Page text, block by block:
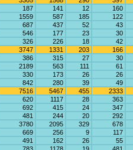
187 141 12
160
1559 587 185
122
687 437 52
43
546 177 23
30
326 226 18
42
3747 1331 203
166
386 315 27
30
2189 563 111
61
330 173 26
26
842 280 39
49
7516 5467 455
2333
620 1117 28
363
692 415 24
347
481 244 20
292
3780 2095 329
678
669 256 9
117
491 162 26
55